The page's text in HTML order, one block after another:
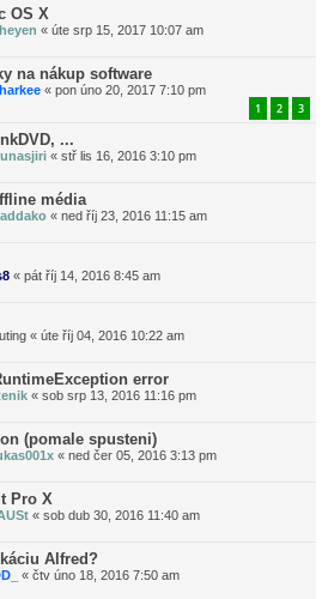
OS X
« úte srp 15, 2017 10:07 am
na nákup software
« pon úno 20, 2017 7:10 pm
1 2 3
...
« stř lis 16, 2016 3:10 pm
média
« ned říj 23, 2016 11:15 am
« pát říj 14, 2016 8:45 am
« úte říj 04, 2016 10:22 am
error
« sob srp 13, 2016 11:16 pm
(pomale spusteni)
« ned čer 05, 2016 3:13 pm
Pro X
« sob dub 30, 2016 11:40 am
Alfred?
« čtv úno 18, 2016 7:50 am